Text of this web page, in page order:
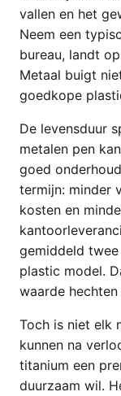
vallen en het
Neem een
bureau, landt
Metaal buigt
goedkope
De levensduur
metalen pen
goed
termijn: minder
kosten en
gemiddeld
plastic model.
waarde
Toch is niet elk
kunnen na
titanium een
duurzaam wil.